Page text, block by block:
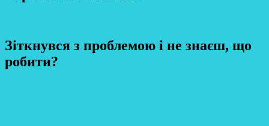
Зіткнувся з проблемою і не знаєш, що
робити?